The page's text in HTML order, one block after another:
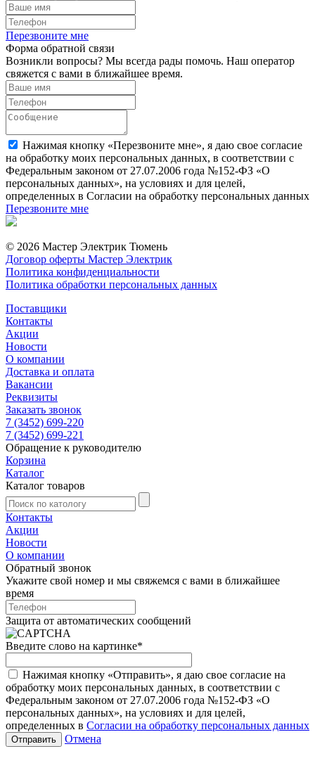
Перезвоните мне
Форма обратной связи
Возникли вопросы? Мы всегда рады помочь. Наш оператор
свяжется с вами в ближайшее время.
Нажимая кнопку «Перезвоните мне», я даю свое согласие
на обработку моих персональных данных, в соответствии с
Федеральным законом от 27.07.2006 года №152-ФЗ «О
персональных данных», на условиях и для целей,
определенных в Согласии на обработку персональных данных
Перезвоните мне
© 2026 Мастер Электрик Тюмень
Договор оферты Мастер Электрик
Политика конфиденциальности
Политика обработки персональных данных
Поставщики
Контакты
Акции
Новости
О компании
Доставка и оплата
Вакансии
Реквизиты
Заказать звонок
7 (3452) 699-220
7 (3452) 699-221
Обращение к руководителю
Корзина
Каталог
Каталог товаров
Контакты
Акции
Новости
О компании
Обратный звонок
Укажите свой номер и мы свяжемся с вами в ближайшее
время
Защита от автоматических сообщений
Введите слово на картинке*
Нажимая кнопку «Отправить», я даю свое согласие на
обработку моих персональных данных, в соответствии с
Федеральным законом от 27.07.2006 года №152-ФЗ «О
персональных данных», на условиях и для целей,
определенных в Согласии на обработку персональных данных
Отмена